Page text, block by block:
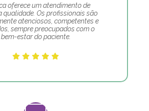
oferece um atendimento de
qualidade. Os profissionais são
atenciosos, competentes e
sempre preocupados com o
bem-estar do paciente.